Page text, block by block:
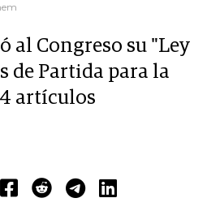
al Congreso su "Ley
de Partida para la
artículos